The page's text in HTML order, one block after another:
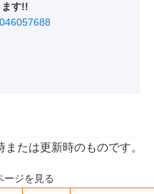
ます!!
たは更新時のものです。
ジを見る